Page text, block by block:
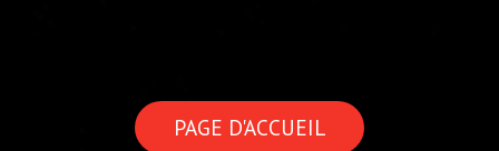
PAGE D'ACCUEIL